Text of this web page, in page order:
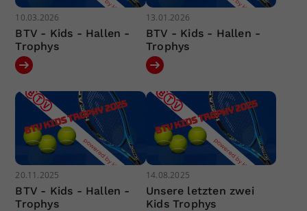
10.03.2026
BTV - Kids - Hallen -
Trophys
13.01.2026
BTV - Kids - Hallen -
Trophys
20.11.2025
BTV - Kids - Hallen -
Trophys
14.08.2025
Unsere letzten zwei
Kids Trophys